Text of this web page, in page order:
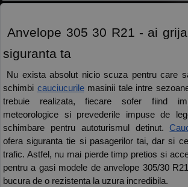
Anvelope 305 30 R21 - ai grija de masina si
siguranta ta
schimbi cauciucurile masinii tale intre
trebuie realizata, fiecare sofer fiind
meteorologice si prevederile impuse de
schimbare pentru autoturismul detinut.
ofera siguranta tie si pasagerilor tai, dar si
trafic. Astfel, nu mai pierde timp pretios si
pentru a gasi modele de anvelope 305/30
bucura de o rezistenta la uzura incredibila.